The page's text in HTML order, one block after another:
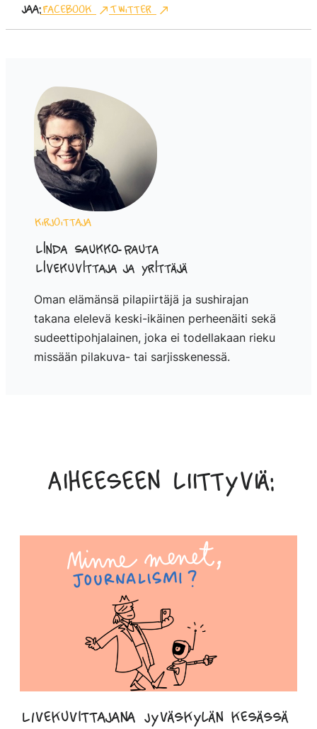
Jaa:Facebook Twitter
Kirjoittaja
Linda Saukko-Rauta
Livekuvittaja ja yrittäjä
Oman elämänsä pilapiirtäjä ja sushirajan
takana elelevä keski-ikäinen perheenäiti sekä
sudeettipohjalainen, joka ei todellakaan rieku
missään pilakuva- tai sarjisskenessä.
Aiheeseen liittyviä:
LIvekuvittajana Jyväskylän kesässä